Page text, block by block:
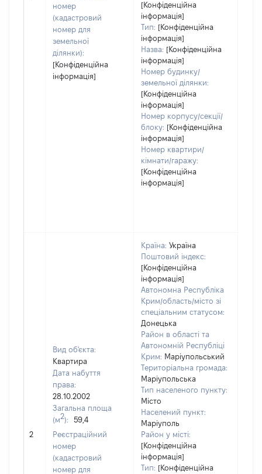
номер
(кадастровий
номер для
земельної
ділянки):
[Конфіденційна
інформація]
[Конфіденційна
інформація]
Тип: [Конфіденційна
інформація]
Назва: [Конфіденційна
інформація]
Номер будинку/
земельної ділянки:
[Конфіденційна
інформація]
Номер корпусу/секції/
блоку: [Конфіденційна
інформація]
Номер квартири/
кімнати/гаражу:
[Конфіденційна
інформація]
2
Вид об'єкта:
Квартира
Дата набуття
права:
28.10.2002
Загальна площа
(м2):
59,4
Реєстраційний
номер
(кадастровий
номер для
Країна: Україна
Поштовий індекс:
[Конфіденційна
інформація]
Автономна Республіка
Крим/область/місто зі
спеціальним статусом:
Донецька
Район в області та
Автономній Республіці
Крим: Маріупольський
Територіальна громада:
Маріупольська
Тип населеного пункту:
Місто
Населений пункт:
Маріуполь
Район у місті:
[Конфіденційна
інформація]
Тип: [Конфіденційна